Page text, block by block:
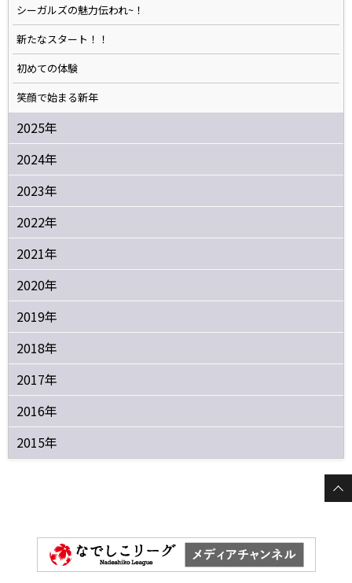
シーガルズの魅力伝われ~！
新たなスタート！！
初めての体験
笑顔で始まる新年
2025年
2024年
2023年
2022年
2021年
2020年
2019年
2018年
2017年
2016年
2015年